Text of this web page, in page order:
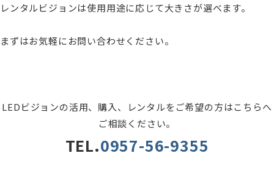
レンタルビジョンは使用用途に応じて大きさが選べます。
まずはお気軽にお問い合わせください。
LEDビジョンの活用、購入、レンタルをご希望の方はこちらへ
ご相談ください。
TEL.0957-56-9355